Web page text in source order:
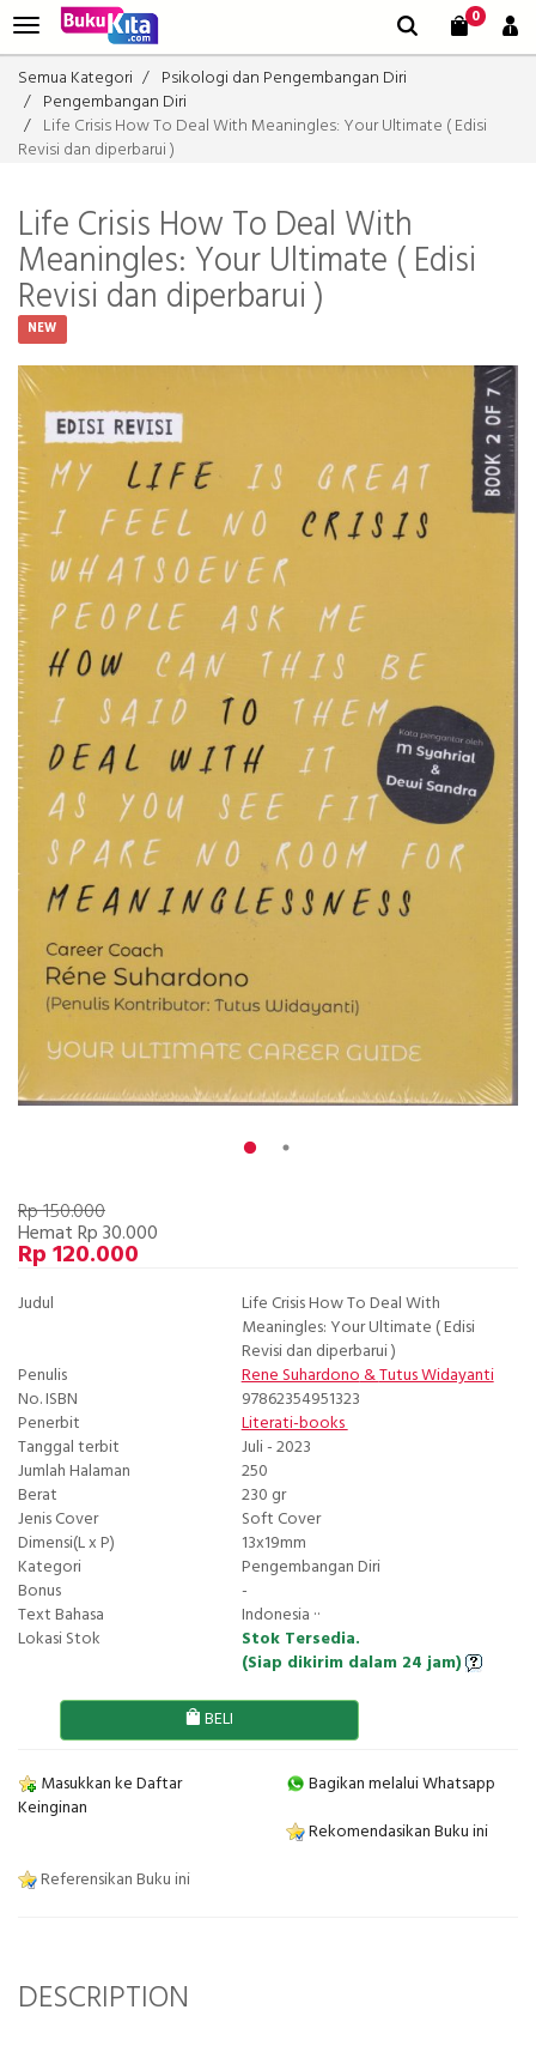
0
Semua Kategori
Psikologi dan Pengembangan Diri
Pengembangan Diri
Life Crisis How To Deal With Meaningles: Your Ultimate ( Edisi
Revisi dan diperbarui )
Life Crisis How To Deal With
Meaningles: Your Ultimate ( Edisi
Revisi dan diperbarui )
NEW
Rp 150.000
Hemat Rp 30.000
Rp 120.000
Judul
Life Crisis How To Deal With
Meaningles: Your Ultimate ( Edisi
Revisi dan diperbarui )
Penulis
Rene Suhardono&Tutus Widayanti
No. ISBN
97862354951323
Penerbit
Literati-books
Tanggal terbit
Juli - 2023
Jumlah Halaman
250
Berat
230 gr
Jenis Cover
Soft Cover
Dimensi(L x P)
13x19mm
Kategori
Pengembangan Diri
Bonus
-
Text Bahasa
Indonesia ··
Lokasi Stok
Stok Tersedia.
(Siap dikirim dalam 24 jam)
BELI
Masukkan ke Daftar
Keinginan
Bagikan melalui Whatsapp
Rekomendasikan Buku ini
Referensikan Buku ini
DESCRIPTION